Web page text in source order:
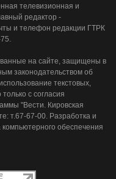
телевизионная и
редактор -
и телефон редакции ГТРК
на сайте, защищены в
законодательством об
текстовых,
с согласия
"Вести. Кировская
т.67-67-00. Разработка и
обеспечения